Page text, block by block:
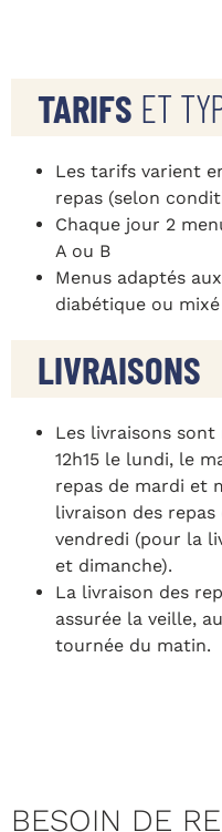
TARIFS ET
Les tarifs varient
repas (selon
Chaque jour 2
A ou B
Menus adaptés
diabétique ou mixé
LIVRAISONS
Les livraisons
12h15 le lundi, le
repas de mardi et
livraison des
vendredi (pour la
et dimanche).
La livraison des
assurée la veille,
tournée du matin.
BESOIN DE